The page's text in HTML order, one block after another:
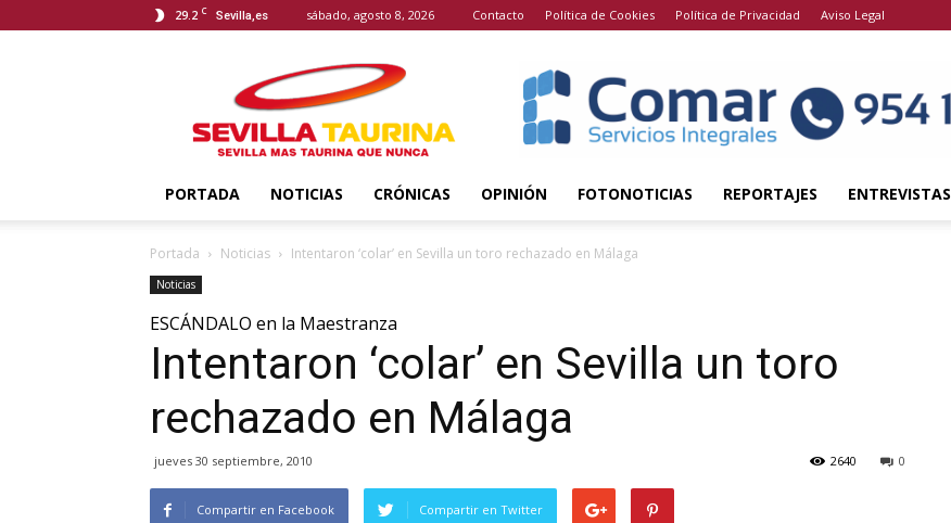
29.2 C Sevilla,es sábado, agosto 8, 2026 Contacto Política de Cookies Política de Privacidad Aviso Legal
Taurina
PORTADA NOTICIAS CRÓNICAS OPINIÓN FOTONOTICIAS REPORTAJES ENTREVISTAS
Portada Noticias Intentaron ‘colar’ en Sevilla un toro rechazado en Málaga
Noticias
ESCÁNDALO en la Maestranza
Intentaron ‘colar’ en Sevilla un toro
rechazado en Málaga
jueves 30 septiembre, 2010 0
2640
Compartir en Facebook Compartir en Twitter